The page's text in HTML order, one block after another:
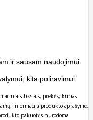
ir sausam naudojimui.
kita poliravimui.
tikslais, prekės, kurias
Informacija produkto aprašyme,
pakuotės nurodoma